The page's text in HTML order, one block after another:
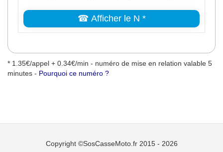
☎ Afficher le N *
* 1.35€/appel + 0.34€/min - numéro de mise en relation valable 5
minutes - Pourquoi ce numéro ?
Copyright ©SosCasseMoto.fr 2015 - 2026